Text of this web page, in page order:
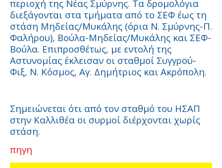
περιοχή της Νέας Σμύρνης. Tα δρομολόγια
διεξάγονται στα τμήματα από το ΣΕΦ έως τη
στάση Μηδείας/Μυκάλης (όρια Ν. Σμύρνης-Π.
Φαλήρου), Βούλα-Μηδείας/Μυκάλης και ΣΕΦ-
Βούλα. Επιπροσθέτως, με εντολή της
Αστυνομίας έκλεισαν οι σταθμοί Συγγρού-
Φιξ, Ν. Κόσμος, Αγ. Δημήτριος και Ακρόπολη.
Σημειώνεται ότι από τον σταθμό του ΗΣΑΠ
στην Καλλιθέα οι συρμοί διέρχονται χωρίς
στάση.
πηγη